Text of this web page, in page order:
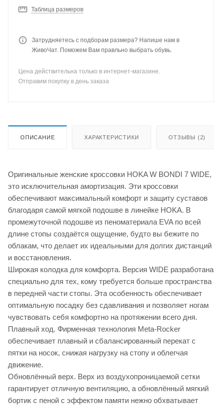
Таблица размеров
Затрудняетесь с подборам размера? Напише нам в
ЖивоЧат. Поможем Вам правльно выбрать обувь.
Цена действительна только в интернет-магазине.
Отправим покупку в день заказа
ОПИСАНИЕ ХАРАКТЕРИСТИКИ ОТЗЫВЫ (2)
Оригинальные женские кроссовки HOKA W BONDI 7 WIDE,
это исключительная амортизация. Эти кроссовки
обеспечивают максимальный комфорт и защиту суставов
благодаря самой мягкой подошве в линейке HOKA. В
промежуточной подошве из пеноматериала EVA по всей
длине стопы создаётся ощущение, будто вы бежите по
облакам, что делает их идеальными для долгих дистанций
и восстановления.
Широкая колодка для комфорта. Версия WIDE разработана
специально для тех, кому требуется больше пространства
в передней части стопы. Эта особенность обеспечивает
оптимальную посадку без сдавливания и позволяет ногам
чувствовать себя комфортно на протяжении всего дня.
Плавный ход. Фирменная технология Meta-Rocker
обеспечивает плавный и сбалансированный перекат с
пятки на носок, снижая нагрузку на стопу и облегчая
движение.
Обновлённый верх. Верх из воздухопроницаемой сетки
гарантирует отличную вентиляцию, а обновлённый мягкий
бортик с пеной с эффектом памяти нежно обхватывает